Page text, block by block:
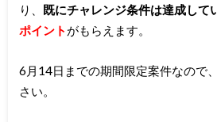
り、
既にチャレンジ条件は達成して
ポイント がもらえます。
6月14日までの期間限定案件なので
さい。